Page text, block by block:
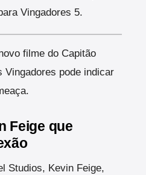
Vingadores 5.
filme do Capitão
Vingadores pode indicar
Feige que
Studios, Kevin Feige,